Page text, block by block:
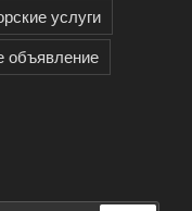
услуги
объявление